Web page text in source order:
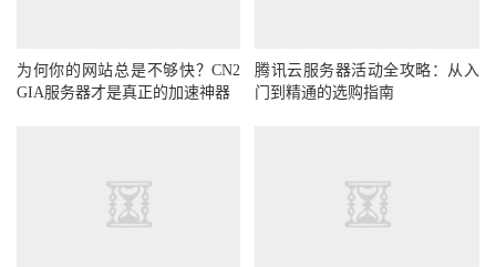
为何你的网站总是不够快？CN2
GIA服务器才是真正的加速神器
腾讯云服务器活动全攻略：从入
门到精通的选购指南